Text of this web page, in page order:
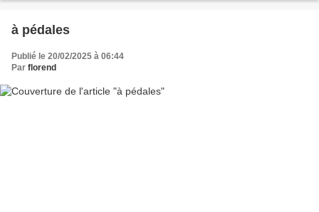
à pédales
Publié le 20/02/2025 à 06:44
Par florend